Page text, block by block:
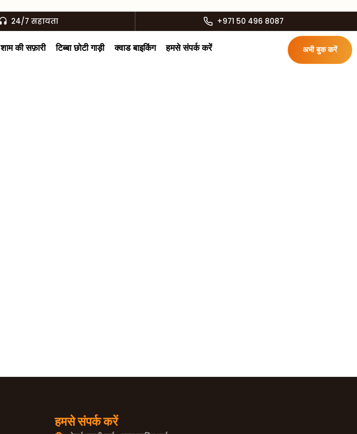
24/7 सहायता +971 50 496 8087
शाम की सफ़ारी टिब्बा छोटी गाड़ी क्वाड बाइकिंग हमसे संपर्क करें अभी बुक करें
हमसे संपर्क करें